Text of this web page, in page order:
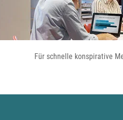
Für schnelle konspirative